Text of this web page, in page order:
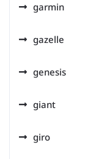
garmin
gazelle
genesis
giant
giro